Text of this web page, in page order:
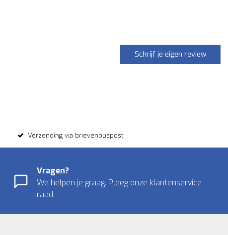
Schrijf je eigen review
Verzending via brievenbuspost
Vragen?
We helpen je graag. Pleeg onze klantenservice
raad.